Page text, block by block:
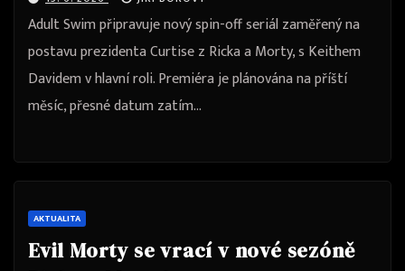
Adult Swim připravuje nový spin-off seriál zaměřený na
postavu prezidenta Curtise z Ricka a Morty, s Keithem
Davidem v hlavní roli. Premiéra je plánována na příští
měsíc, přesné datum zatím…
AKTUALITA
Evil Morty se vrací v nové sezóně